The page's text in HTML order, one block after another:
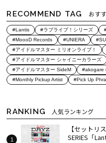
RECOMMEND TAG おす
#Lantis #ラブライブ！シリーズ
#MoooD Records
#UNIERA
#アイドルマスター ミリオンライブ！
#アイドルマスター シャイニーカラーズ
#アイドルマスター SideM
#akogare
#Monthly Pickup Artist
#Pick Up
RANKING 人気ランキング
【セットリ
SERIES「